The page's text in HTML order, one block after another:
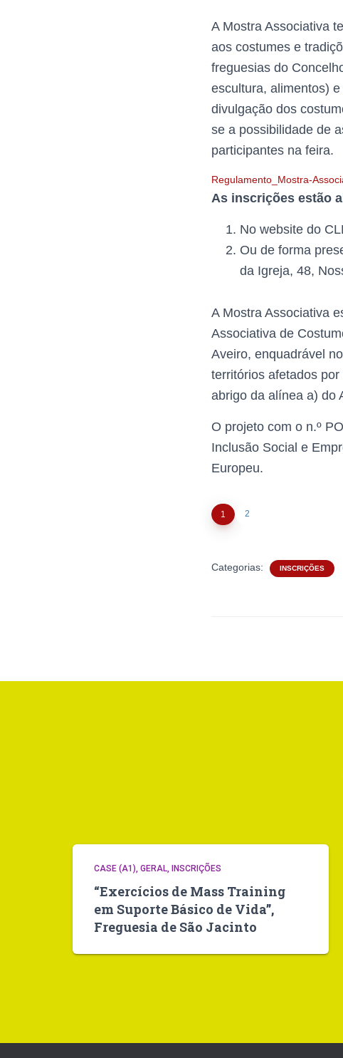
A Mostra Associativa
aos costumes e
freguesias do
escultura, alimentos)
divulgação dos
se a possibilidade de
participantes na feira.
Regulamento_Mostra-
As inscrições estão
No website do
Ou de forma
da Igreja, 48,
A Mostra Associativa
Associativa de
Aveiro, enquadrável
territórios afetados
abrigo da alínea a) do
O projeto com o n.º
Inclusão Social e
Europeu.
1 2
Categorias: INSCRIÇÕES
CASE (A1) GERAL INSCRIÇÕES
“Exercícios de Mass Training
em Suporte Básico de Vida”,
Freguesia de São Jacinto